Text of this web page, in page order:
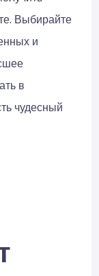
Выбирайте
и
в
чудесный